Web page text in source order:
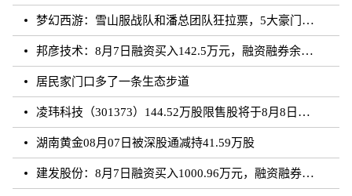
梦幻西游：雪山服战队和潘总团队狂拉票，5大豪门带花果山打服战
邦彦技术：8月7日融资买入142.5万元，融资融券余额5198.17万元
居民家门口多了一条生态步道
凌玮科技（301373）144.52万股限售股将于8月8日解禁上市，占总股本1.33%
湖南黄金08月07日被深股通减持41.59万股
建发股份：8月7日融资买入1000.96万元，融资融券余额4.87亿元